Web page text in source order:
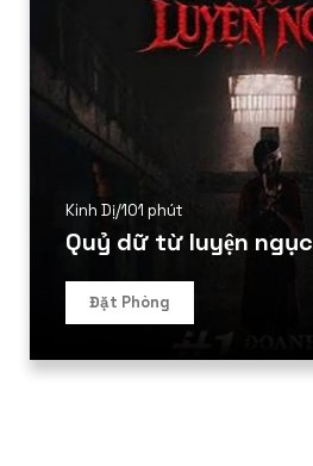
Kinh Dị/101 phút
Quỷ dữ từ luyện ngục
Đặt Phòng